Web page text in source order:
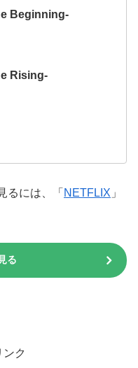
Beginning-
Rising-
るには、「 NETFLIX 」
る
ンク